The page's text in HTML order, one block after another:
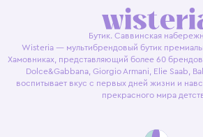
Бутик. Саввинская
Wisteria — мультибрендовый бутик
Хамовниках, представляющий более 60
Dolce&Gabbana, Giorgio Armani, Elie Saab,
воспитывает вкус с первых дней жизни и
прекрасного мира